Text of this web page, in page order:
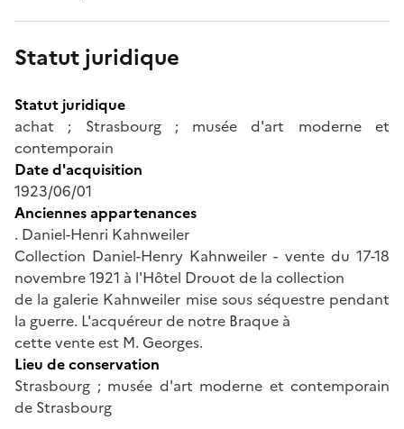
Statut juridique
Statut juridique
achat ; Strasbourg ; musée d'art moderne et
contemporain
Date d'acquisition
1923/06/01
Anciennes appartenances
. Daniel-Henri Kahnweiler
Collection Daniel-Henry Kahnweiler - vente du 17-18
novembre 1921 à l'Hôtel Drouot de la collection
de la galerie Kahnweiler mise sous séquestre pendant
la guerre. L'acquéreur de notre Braque à
cette vente est M. Georges.
Lieu de conservation
Strasbourg ; musée d'art moderne et contemporain
de Strasbourg